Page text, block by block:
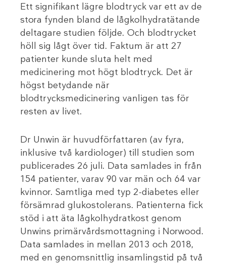
Ett signifikant lägre blodtryck var ett av de
stora fynden bland de lågkolhydratätande
deltagare studien följde. Och blodtrycket
höll sig lågt över tid. Faktum är att 27
patienter kunde sluta helt med
medicinering mot högt blodtryck. Det är
högst betydande när
blodtrycksmedicinering vanligen tas för
resten av livet.
Dr Unwin är huvudförfattaren (av fyra,
inklusive två kardiologer) till studien som
publicerades 26 juli. Data samlades in från
154 patienter, varav 90 var män och 64 var
kvinnor. Samtliga med typ 2-diabetes eller
försämrad glukostolerans. Patienterna fick
stöd i att äta lågkolhydratkost genom
Unwins primärvårdsmottagning i Norwood.
Data samlades in mellan 2013 och 2018,
med en genomsnittlig insamlingstid på två